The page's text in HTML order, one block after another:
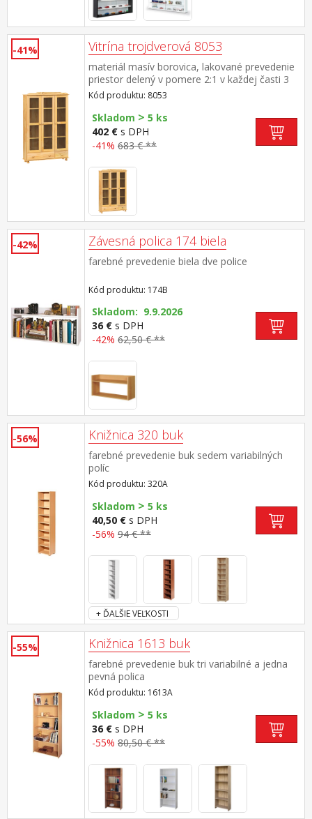
-41% Vitrína trojdverová 8053
materiál masív borovica, lakované prevedenie
priestor delený v pomere 2:1 v každej časti 3
police, presklené dvierka v spodnej časti veľká
a malá zásuvka s kovovými pojazdmi rozmer
väčšej zásuvky (š/h/v) 75,5 × 29,5 × 13
cm rozmer menšej zásuvky (š/h/v) 34,5 × 29,5
× 13 cm
Kód produktu: 8053
Skladom > 5 ks
402 € s DPH
-41% 683 € **
-42% Závesná polica 174 biela
farebné prevedenie biela dve police
Kód produktu: 174B
Skladom: 9.9.2026
36 € s DPH
-42% 62,50 € **
-56% Knižnica 320 buk
farebné prevedenie buk sedem variabilných
políc
Kód produktu: 320A
Skladom > 5 ks
40,50 € s DPH
-56% 94 € **
+ ĎALŠIE VEĽKOSTI
-55% Knižnica 1613 buk
farebné prevedenie buk tri variabilné a jedna
pevná polica
Kód produktu: 1613A
Skladom > 5 ks
36 € s DPH
-55% 80,50 € **